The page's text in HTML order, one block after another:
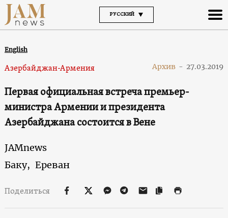
РУССКИЙ
English
Азербайджан-Армения Архив - 27.03.2019
Первая официальная встреча премьер-
министра Армении и президента
Азербайджана состоится в Вене
JAMnews
Баку, Ереван
Поделиться